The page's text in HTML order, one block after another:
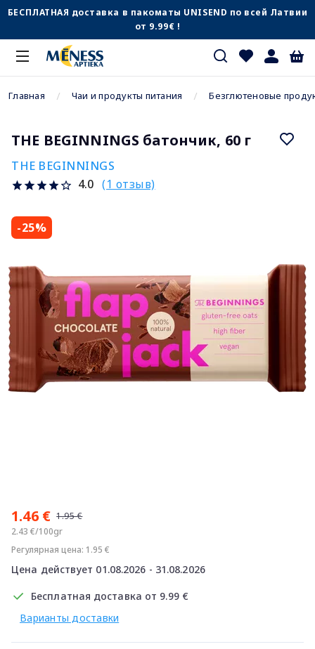
БЕСПЛАТНАЯ доставка в пакоматы UNISEND по всей Латвии
от 9.99€ !
Главная Чаи и продукты питания Безглютеновые
THE BEGINNINGS батончик, 60 г
THE BEGINNINGS
4.0 (1 отзыв)
-25%
1.46 € 1.95 €
2.43 €/100gr
Регулярная цена: 1.95 €
Цена действует 01.08.2026 - 31.08.2026
Бесплатная доставка от 9.99 €
Варианты доставки